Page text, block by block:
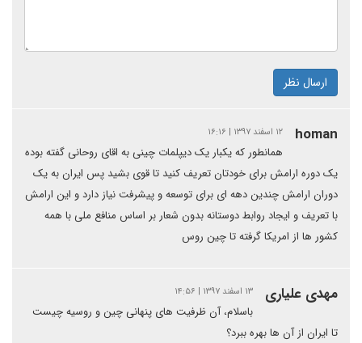
ارسال نظر
homan ۱۲ اسفند ۱۳۹۷ | ۱۶:۱۶
همانطور که یکبار یک دیپلمات چینی به اقای روحانی گفته بوده
یک دوره ارامش برای خودتان تعریف کنید تا قوی بشید پس ایران به یک
دوران ارامش چندین دهه ای برای توسعه و پیشرفت نیاز دارد و این ارامش
با تعریف و ایجاد روابط دوستانه بدون شعار بر اساس منافع ملی با همه
کشور ها از امریکا گرفته تا چین روس
مهدی علیاری ۱۳ اسفند ۱۳۹۷ | ۱۴:۵۶
باسلام، آن ظرفیت های پنهانی چین و روسیه چیست
تا ایران از آن ها بهره ببرد؟